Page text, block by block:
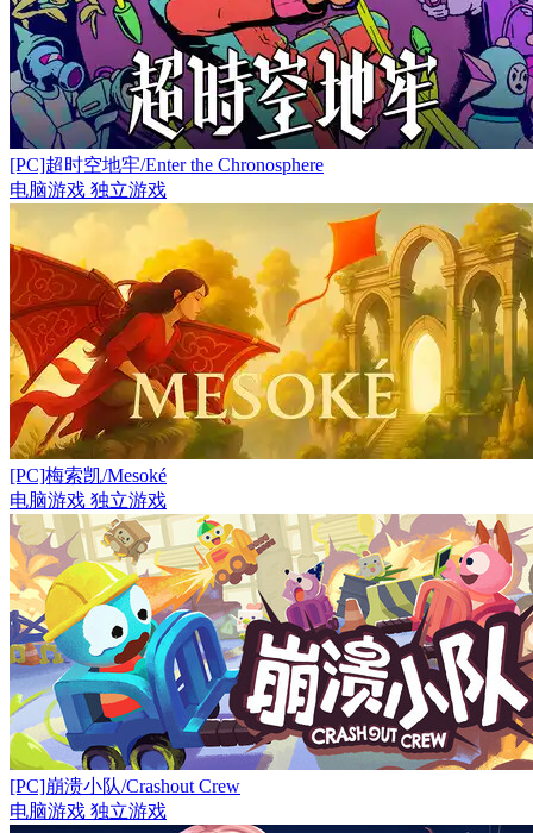
[PC]超时空地牢/Enter the Chronosphere
电脑游戏 独立游戏
[PC]梅索凯/Mesoké
电脑游戏 独立游戏
[PC]崩溃小队/Crashout Crew
电脑游戏 独立游戏